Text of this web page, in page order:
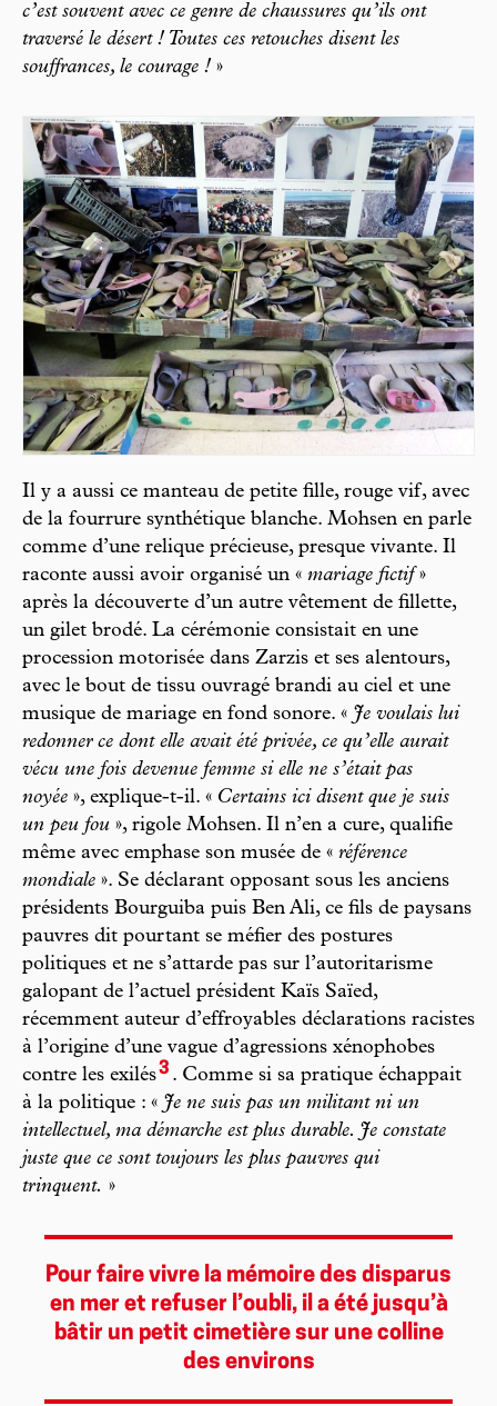
c’est souvent avec ce genre de chaussures qu’ils ont
traversé le désert ! Toutes ces retouches disent les
souffrances, le courage ! »
Il y a aussi ce manteau de petite fille, rouge vif, avec
de la fourrure synthétique blanche. Mohsen en parle
comme d’une relique précieuse, presque vivante. Il
raconte aussi avoir organisé un « mariage fictif»
après la découverte d’un autre vêtement de fillette,
un gilet brodé. La cérémonie consistait en une
procession motorisée dans Zarzis et ses alentours,
avec le bout de tissu ouvragé brandi au ciel et une
musique de mariage en fond sonore. « Je voulais lui
redonner ce dont elle avait été privée, ce qu’elle aurait
vécu une fois devenue femme si elle ne s’était pas
noyée », explique-t-il. « Certains ici disent que je suis
un peu fou », rigole Mohsen. Il n’en a cure, qualifie
même avec emphase son musée de « référence
mondiale ». Se déclarant opposant sous les anciens
présidents Bourguiba puis Ben Ali, ce fils de paysans
pauvres dit pourtant se méfier des postures
politiques et ne s’attarde pas sur l’autoritarisme
galopant de l’actuel président Kaïs Saïed,
récemment auteur d’effroyables déclarations racistes
à l’origine d’une vague d’agressions xénophobes
contre les exilés3 . Comme si sa pratique échappait
à la politique : « Je ne suis pas un militant ni un
intellectuel, ma démarche est plus durable. Je constate
juste que ce sont toujours les plus pauvres qui
trinquent. »
Pour faire vivre la mémoire des disparus
en mer et refuser l’oubli, il a été jusqu’à
bâtir un petit cimetière sur une colline
des environs